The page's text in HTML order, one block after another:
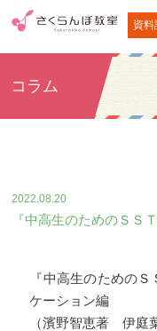
資料
コラム
2022.08.20
『中高生のためのＳＳ
『中高生のための
ケーション編
（濱野智恵著 伊庭